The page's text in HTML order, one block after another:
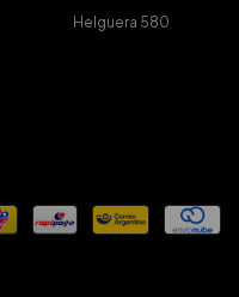
Helguera 580